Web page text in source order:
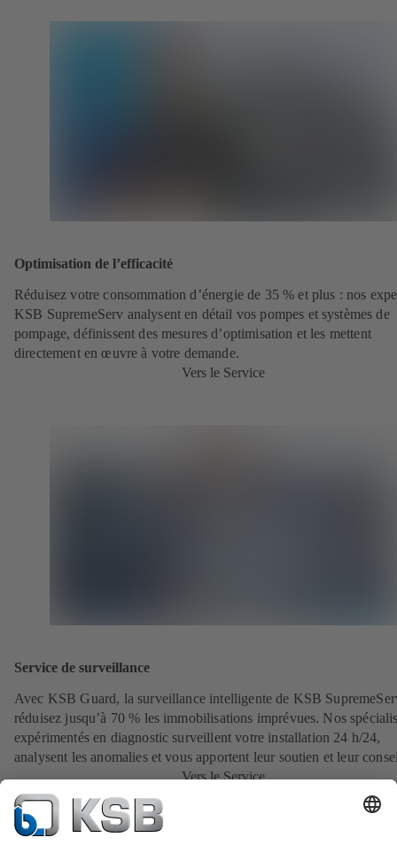
Optimisation de l’efficacité
Réduisez votre consommation d’énergie de 35 % et plus : nos
KSB SupremeServ analysent en détail vos pompes et systèmes de
pompage, définissent des mesures d’optimisation et les mettent
directement en œuvre à votre demande.
Vers le Service
Service de surveillance
Avec KSB Guard, la surveillance intelligente de KSB
réduisez jusqu’à 70 % les immobilisations imprévues. Nos
expérimentés en diagnostic surveillent votre installation 24 h/24,
analysent les anomalies et vous apportent leur soutien et leur
Vers le Service